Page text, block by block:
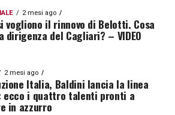
2 mesi ago
vogliono il rinnovo di Belotti. Cosa
dirigenza del Cagliari? – VIDEO
2 mesi ago
Italia, Baldini lancia la linea
ecco i quattro talenti pronti a
in azzurro